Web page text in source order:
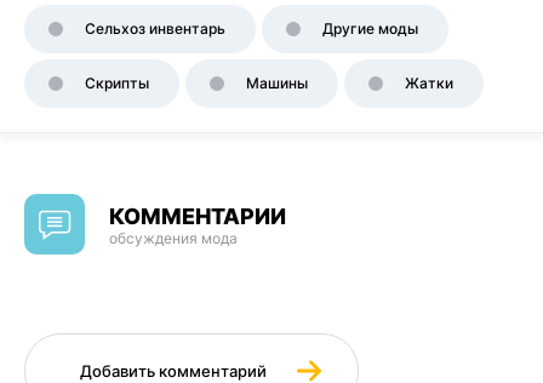
Сельхоз инвентарь Другие моды
Скрипты Машины Жатки
КОММЕНТАРИИ
обсуждения мода
Добавить комментарий